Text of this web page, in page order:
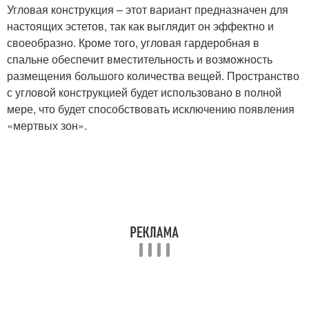
Угловая конструкция – этот вариант предназначен для
настоящих эстетов, так как выглядит он эффектно и
своеобразно. Кроме того, угловая гардеробная в
спальне обеспечит вместительность и возможность
размещения большого количества вещей. Пространство
с угловой конструкцией будет использовано в полной
мере, что будет способствовать исключению появления
«мертвых зон».